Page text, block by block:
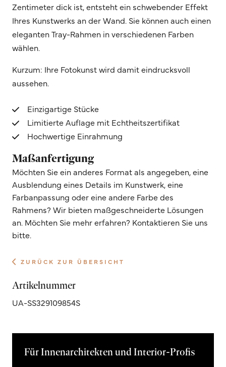
Zentimeter dick ist, entsteht ein schwebender Effekt
Ihres Kunstwerks an der Wand. Sie können auch einen
eleganten Tray-Rahmen in verschiedenen Farben
wählen.
Kurzum: Ihre Fotokunst wird damit eindrucksvoll
aussehen.
Einzigartige Stücke
Limitierte Auflage mit Echtheitszertifikat
Hochwertige Einrahmung
Maßanfertigung
Möchten Sie ein anderes Format als angegeben, eine
Ausblendung eines Details im Kunstwerk, eine
Farbanpassung oder eine andere Farbe des
Rahmens? Wir bieten maßgeschneiderte Lösungen
an. Möchten Sie mehr erfahren? Kontaktieren Sie uns
bitte.
ZURÜCK ZUR ÜBERSICHT
Artikelnummer
UA-SS329109854S
Für Innenarchitekten und Interior-Profis